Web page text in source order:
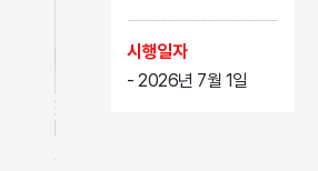
Delivery, Service
실현을 통한
감동 경영
시행일자
- 2026년 7월 1일